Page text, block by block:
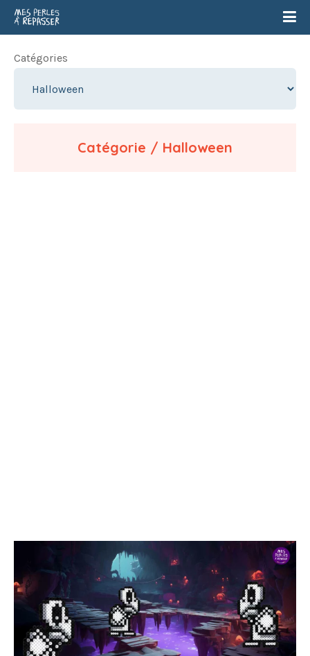
Catégories
Catégorie / Halloween